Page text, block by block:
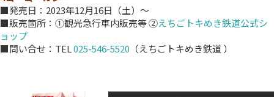
■発売日：2023年12月16日（土）～
■販売箇所：➀観光急行車内販売等 ②えちごトキめき鉄道公式シ
ョップ
■問い合せ：TEL025-546-5520 （えちごトキめき鉄道 ）